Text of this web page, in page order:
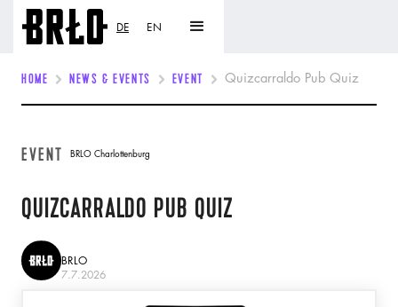
DE EN
HOME NEWS & EVENTS EVENT Quizcarraldo Pub Quiz
EVENT BRLO Charlottenburg
QUIZCARRALDO PUB QUIZ
BRLO
7.7.2026